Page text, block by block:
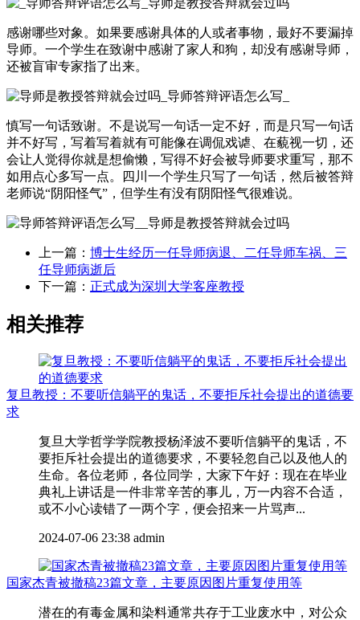
感谢哪些对象。如果要感谢具体的人或者事物，最好不要漏掉
导师。一个学生在致谢中感谢了家人和狗，却没有感谢导师，
还被盲审专家指了出来。
慎写一句话致谢。不是说写一句话一定不好，而是只写一句话
并不好写，写着写着就有可能像在调侃戏谑、在藐视一切，还
会让人觉得你就是想偷懒，写得不好会被导师要求重写，那不
如用点心多写一点。四川一个学生只写了一句话，然后被答辩
老师说“阴阳怪气”，但学生有没有阴阳怪气很难说。
上一篇： 博士生经历一任导师病退、二任导师车祸、三
任导师病逝后
下一篇： 正式成为深圳大学客座教授
相关推荐
复旦教授：不要听信躺平的鬼话，不要拒斥社会提出的道德要
求
复旦大学哲学学院教授杨泽波不要听信躺平的鬼话，不
要拒斥社会提出的道德要求，不要轻忽自己以及他人的
生命。各位老师，各位同学，大家下午好：现在在毕业
典礼上讲话是一件非常辛苦的事儿，万一内容不合适，
或不小心读错了一两个字，便会招来一片骂声...
2024-07-06 23:38 admin
国家杰青被撤稿23篇文章，主要原因图片重复使用等
潜在的有毒金属和染料通常共存于工业废水中，对公众